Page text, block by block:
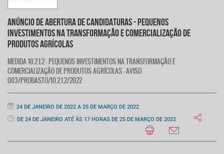
ANÚNCIO DE ABERTURA DE CANDIDATURAS - PEQUENOS
INVESTIMENTOS NA TRANSFORMAÇÃO E COMERCIALIZAÇÃO DE
PRODUTOS AGRÍCOLAS
MEDIDA 10.2.1.2 - PEQUENOS INVESTIMENTOS NA TRANSFORMAÇÃO E
COMERCIALIZAÇÃO DE PRODUTOS AGRÍCOLAS - AVISO
003/PROBASTO/10.2.1.2/2022
24 DE JANEIRO DE 2022 A 25 DE MARÇO DE 2022
DE 24 DE JANEIRO ATÉ ÀS 17 HORAS DE 25 DE MARÇO DE 2022